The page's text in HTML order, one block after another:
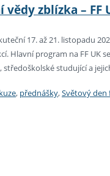
vědy zblízka –
17. až 21. listopadu
Hlavní program na FF UK
studující a
, přednášky,Světový den